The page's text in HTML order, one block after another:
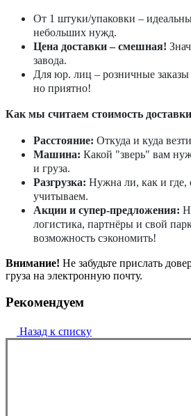
От 1 штуки/упаковки –
небольших нужд.
Цена доставки – смешная!
завода.
Для юр. лиц – розничные
но приятно!
Как мы считаем стоимость
Расстояние: Откуда и куда
Машина: Какой "зверь" вам
и груза.
Разгрузка: Нужна ли, как и где,
учитываем.
Акции и супер-предложения:
логистика, партнёры и свой
возможность сэкономить!
Внимание! Не забудьте прислать
груза на электронную почту.
Рекомендуем
Назад к списку